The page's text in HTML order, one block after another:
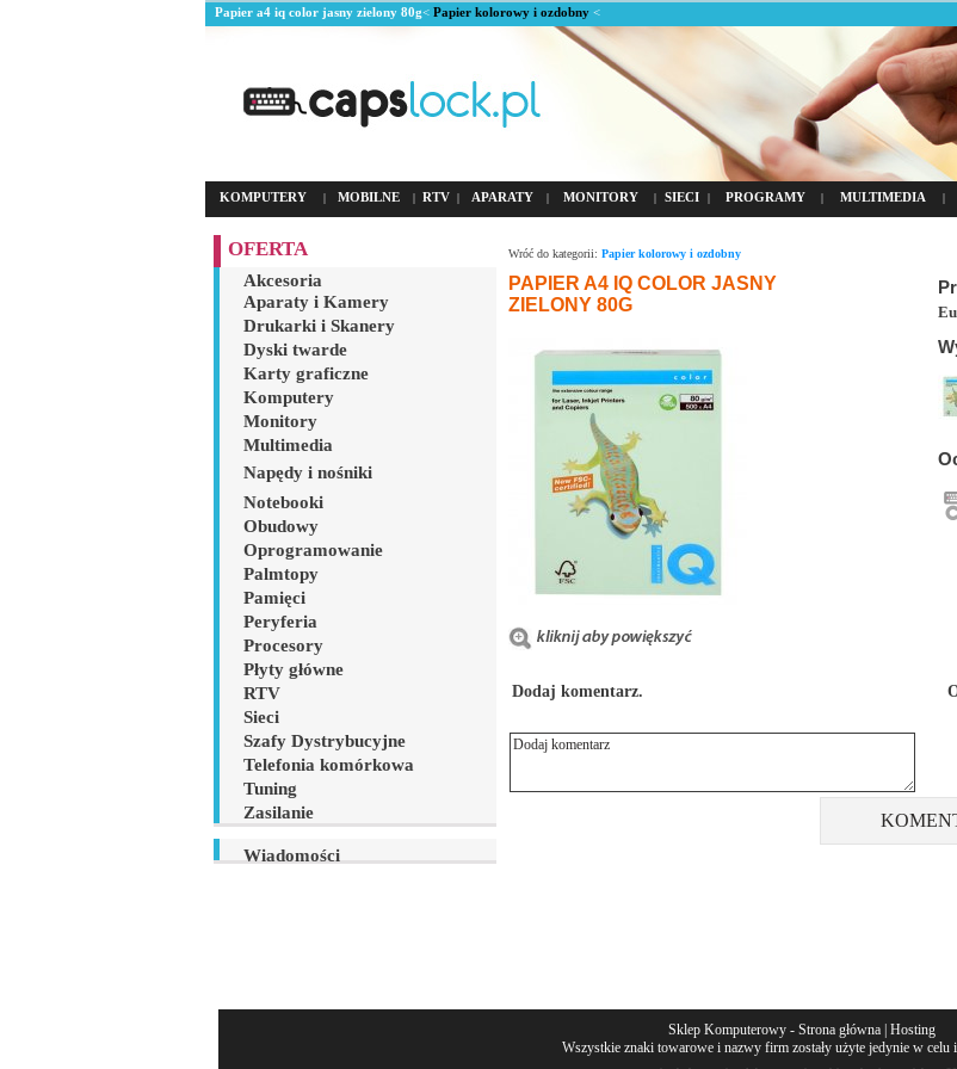
Papier a4 iq color jasny zielony 80g< Papier kolorowy i ozdobny <
KOMPUTERY | MOBILNE | RTV | APARATY | MONITORY | SIECI | PROGRAMY | MULTIMEDIA |
OFERTA
Akcesoria
Aparaty i Kamery
Drukarki i Skanery
Dyski twarde
Karty graficzne
Komputery
Monitory
Multimedia
Napędy i nośniki
Notebooki
Obudowy
Oprogramowanie
Palmtopy
Pamięci
Peryferia
Procesory
Płyty główne
RTV
Sieci
Szafy Dystrybucyjne
Telefonia komórkowa
Tuning
Zasilanie
Wiadomości
Wróć do kategorii: Papier kolorowy i ozdobny
PAPIER A4 IQ COLOR JASNY
ZIELONY 80G
Dodaj komentarz.
Sklep Komputerowy - Strona główna | Hosting
Wszystkie znaki towarowe i nazwy firm zostały użyte jedynie w celu